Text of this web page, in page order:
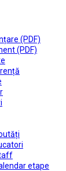
(PDF)
(PDF)
etape